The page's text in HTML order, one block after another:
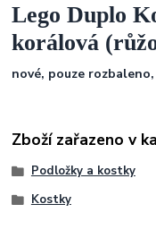
Lego Duplo
korálová
nové, pouze
Zboží zařazeno v
Podložky a kostky
Kostky